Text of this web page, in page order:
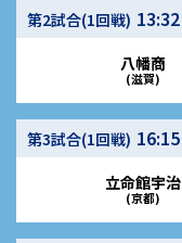
第2試合(1回戦) 13:32
八幡商
(滋賀)
第3試合(1回戦) 16:15
立命館宇治
(京都)